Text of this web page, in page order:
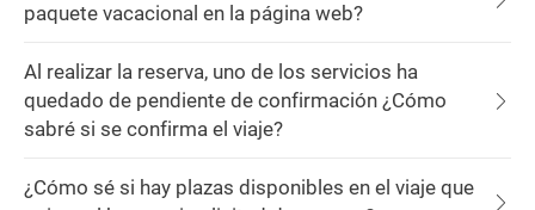
paquete vacacional en la página web?
Al realizar la reserva, uno de los servicios ha
quedado de pendiente de confirmación ¿Cómo
sabré si se confirma el viaje?
¿Cómo sé si hay plazas disponibles en el viaje que